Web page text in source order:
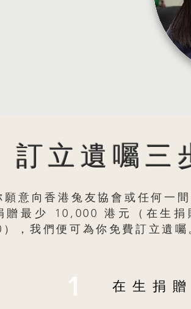
訂立遺囑三
願意向香港兔友協會或任何一
贈最少 10,000 港元（在生捐
，我們便可為你免費訂立遺囑​​
1 在生捐贈